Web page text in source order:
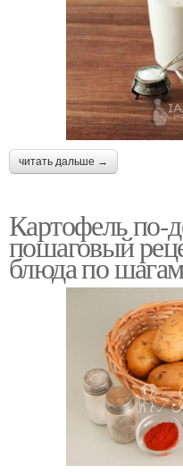
читать дальше →
Картофель по-
пошаговый
блюда по